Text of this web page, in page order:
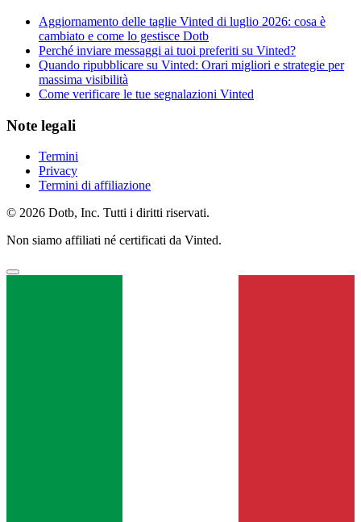
Aggiornamento delle taglie Vinted di luglio 2026: cosa è
cambiato e come lo gestisce Dotb
Perché inviare messaggi ai tuoi preferiti su Vinted?
Quando ripubblicare su Vinted: Orari migliori e strategie per
massima visibilità
Come verificare le tue segnalazioni Vinted
Note legali
Termini
Privacy
Termini di affiliazione
© 2026 Dotb, Inc. Tutti i diritti riservati.
Non siamo affiliati né certificati da Vinted.